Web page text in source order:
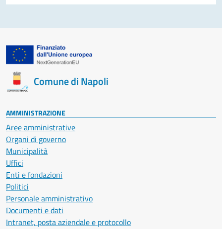
Comune di Napoli
AMMINISTRAZIONE
Aree amministrative
Organi di governo
Municipalità
Uffici
Enti e fondazioni
Politici
Personale amministrativo
Documenti e dati
Intranet, posta aziendale e protocollo